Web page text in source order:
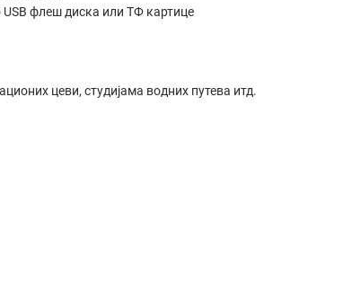
флеш диска или ТФ картице
цеви, студијама водних путева итд.